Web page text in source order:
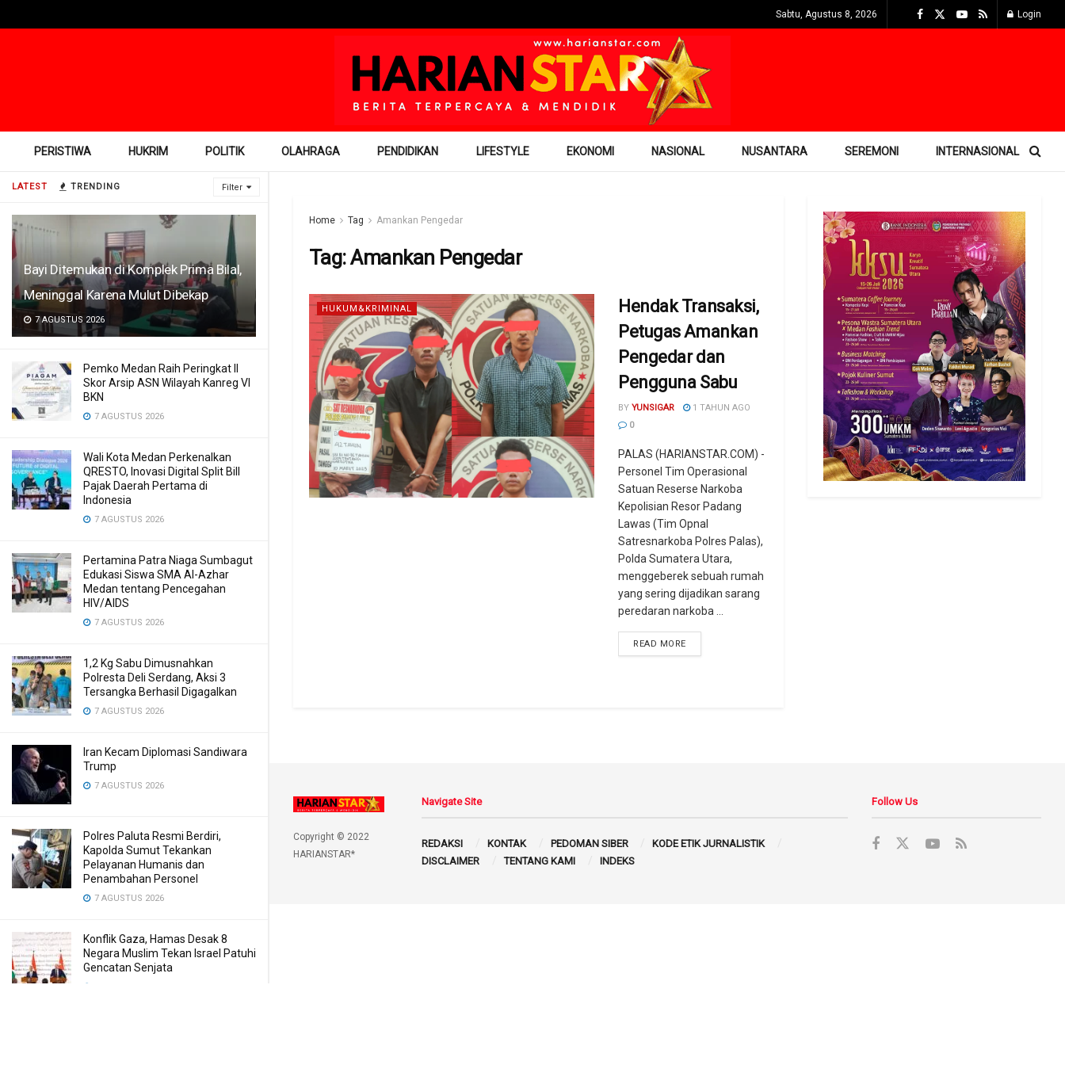
LATEST TRENDING Filter
Bayi Ditemukan di Komplek Prima Bilal,
Meninggal Karena Mulut Dibekap
7 AGUSTUS 2026
Pemko Medan Raih Peringkat II
Skor Arsip ASN Wilayah Kanreg VI
BKN
7 AGUSTUS 2026
Wali Kota Medan Perkenalkan
QRESTO, Inovasi Digital Split Bill
Pajak Daerah Pertama di
Indonesia
7 AGUSTUS 2026
Pertamina Patra Niaga Sumbagut
Edukasi Siswa SMA Al-Azhar
Medan tentang Pencegahan
HIV/AIDS
7 AGUSTUS 2026
1,2 Kg Sabu Dimusnahkan
Polresta Deli Serdang, Aksi 3
Tersangka Berhasil Digagalkan
7 AGUSTUS 2026
Iran Kecam Diplomasi Sandiwara
Trump
7 AGUSTUS 2026
Polres Paluta Resmi Berdiri,
Kapolda Sumut Tekankan
Pelayanan Humanis dan
Penambahan Personel
7 AGUSTUS 2026
Konflik Gaza, Hamas Desak 8
Negara Muslim Tekan Israel Patuhi
Gencatan Senjata
Sabtu, Agustus 8, 2026 Login
PERISTIWA HUKRIM POLITIK OLAHRAGA PENDIDIKAN LIFESTYLE EKONOMI NASIONAL NUSANTARA SEREMONI INTERNASIONAL
Home Tag Amankan Pengedar
Tag:Amankan Pengedar
HUKUM&KRIMINAL
Hendak Transaksi,
Petugas Amankan
Pengedar dan
Pengguna Sabu
BY YUNSIGAR
1 TAHUN AGO
0
PALAS (HARIANSTAR.COM) -
Personel Tim Operasional
Satuan Reserse Narkoba
Kepolisian Resor Padang
Lawas (Tim Opnal
Satresnarkoba Polres Palas),
Polda Sumatera Utara,
menggeberek sebuah rumah
yang sering dijadikan sarang
peredaran narkoba ...
READ MORE
Copyright © 2022
HARIANSTAR*
Navigate Site
REDAKSI KONTAK PEDOMAN SIBER
KODE ETIK JURNALISTIK
DISCLAIMER
TENTANG KAMI INDEKS
Follow Us